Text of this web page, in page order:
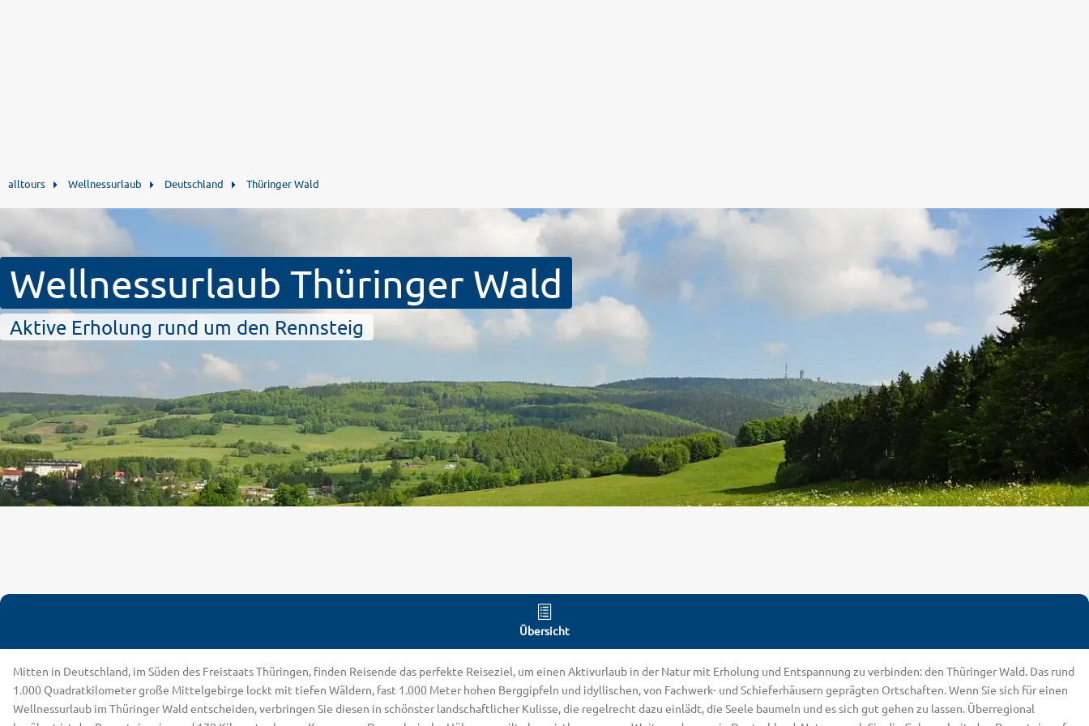
alltours Wellnessurlaub Deutschland Thüringer Wald
Wellnessurlaub Thüringer Wald
Aktive Erholung rund um den Rennsteig
Übersicht
Mitten in Deutschland, im Süden des Freistaats Thüringen, finden Reisende das perfekte Reiseziel, um einen Aktivurlaub in der Natur mit Erholung und Entspannung zu verbinden: den Thüringer Wald. Das rund
1.000 Quadratkilometer große Mittelgebirge lockt mit tiefen Wäldern, fast 1.000 Meter hohen Berggipfeln und idyllischen, von Fachwerk- und Schieferhäusern geprägten Ortschaften. Wenn Sie sich für einen
Wellnessurlaub im Thüringer Wald entscheiden, verbringen Sie diesen in schönster landschaftlicher Kulisse, die regelrecht dazu einlädt, die Seele baumeln und es sich gut gehen zu lassen. Überregional